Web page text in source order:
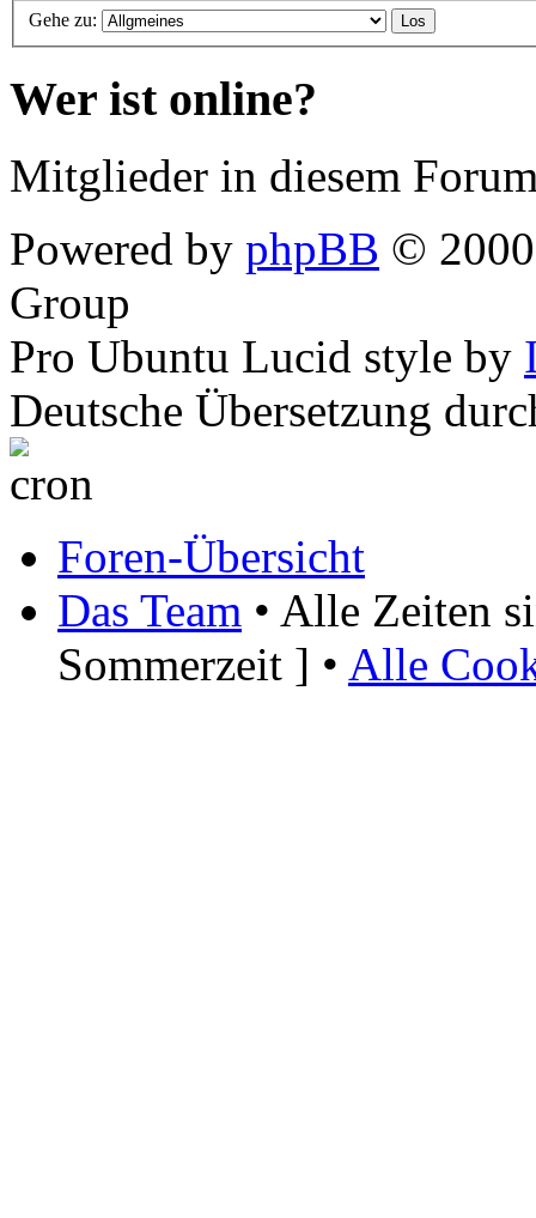
Gehe zu:
Wer ist online?
Mitglieder in diesem
Powered by phpBB ©
Group
Pro Ubuntu Lucid style by
Deutsche Übersetzung
Foren-Übersicht
Das Team • Alle Zeiten
Sommerzeit ] • Alle